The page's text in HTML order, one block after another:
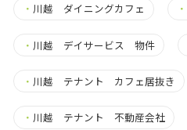
・ 川越 ダイニングカフェ ・
・ 川越 デイサービス 物件
・ 川越 テナント カフェ居抜き
・ 川越 テナント 不動産会社